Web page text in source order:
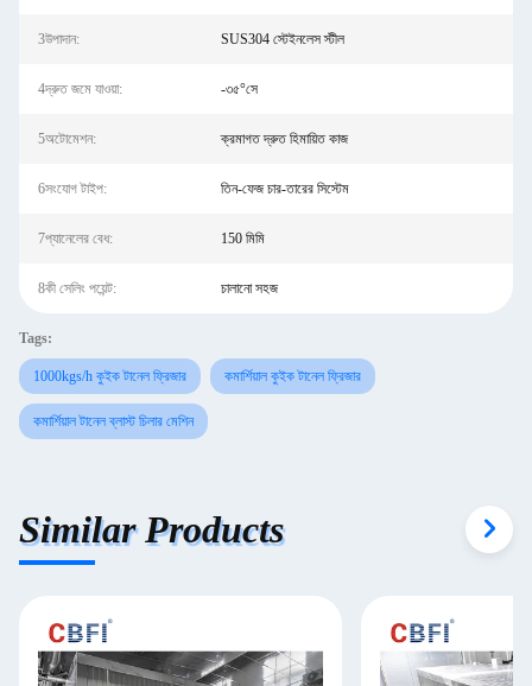
3উপাদান: SUS304 স্টেইনলেস স্টীল
4দ্রুত জমে যাওয়া: -৩৫°সে
5অটোমেশন: ক্রমাগত দ্রুত হিমায়িত কাজ
6সংযোগ টাইপ: তিন-ফেজ চার-তারের সিস্টেম
7প্যানেলের বেধ: 150 মিমি
8কী সেলিং পয়েন্ট: চালানো সহজ
Tags:
1000kgs/h কুইক টানেল ফ্রিজার কমার্শিয়াল কুইক টানেল ফ্রিজার
কমার্শিয়াল টানেল ব্লাস্ট চিলার মেশিন
Similar Products